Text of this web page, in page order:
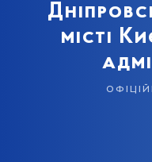
місті